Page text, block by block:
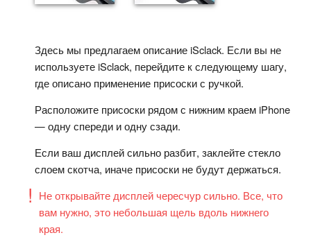
Здесь мы предлагаем описание iSclack. Если вы не
используете iSclack, перейдите к следующему шагу,
где описано применение присоски с ручкой.
Расположите присоски рядом с нижним краем iPhone
— одну спереди и одну сзади.
Если ваш дисплей сильно разбит, заклейте стекло
слоем скотча, иначе присоски не будут держаться.
Не открывайте дисплей чересчур сильно. Все, что
вам нужно, это небольшая щель вдоль нижнего
края.